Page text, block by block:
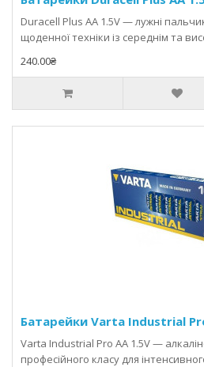
Duracell Plus AA 1.5V — лужні
щоденної техніки із середнім та
240.00₴
Батарейки Varta Industrial
Varta Industrial Pro AA 1.5V —
професійного класу для